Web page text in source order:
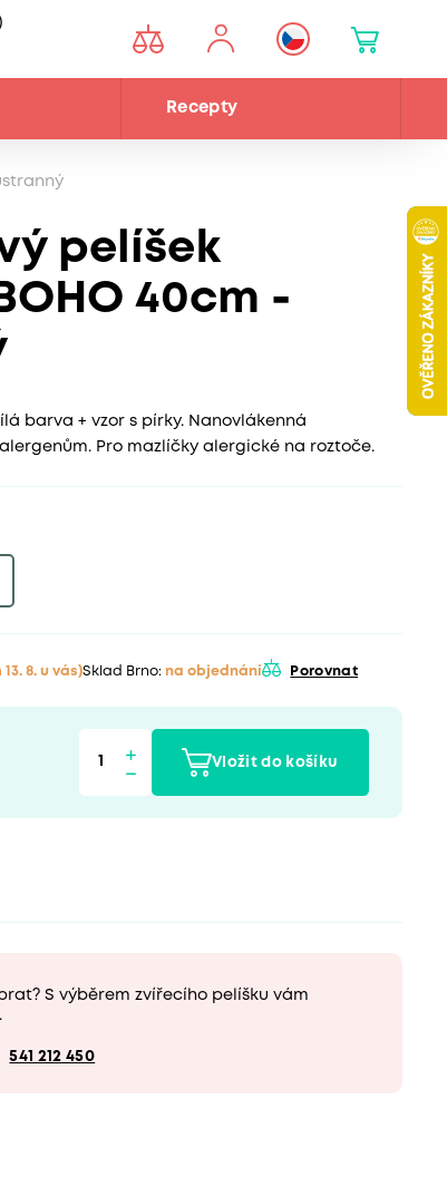
Recepty
pelíšek
40cm -
barva + vzor s pírky. Nanovlákenná
Pro mazlíčky alergické na roztoče.
8. u vás)Sklad Brno: na objednání Porovnat
Vložit do košíku
S výběrem zvířecího pelíšku vám
541 212 450